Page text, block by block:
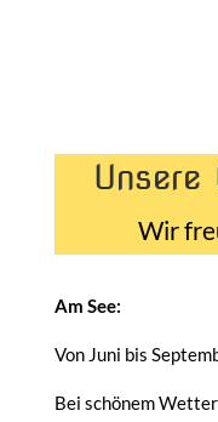
Unsere
Wir
Am See:
Von Juni bis
Bei schönem